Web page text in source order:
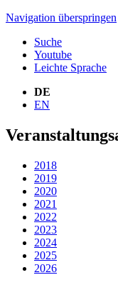
Navigation überspringen
Suche
Youtube
Leichte Sprache
DE
EN
2018
2019
2020
2021
2022
2023
2024
2025
2026